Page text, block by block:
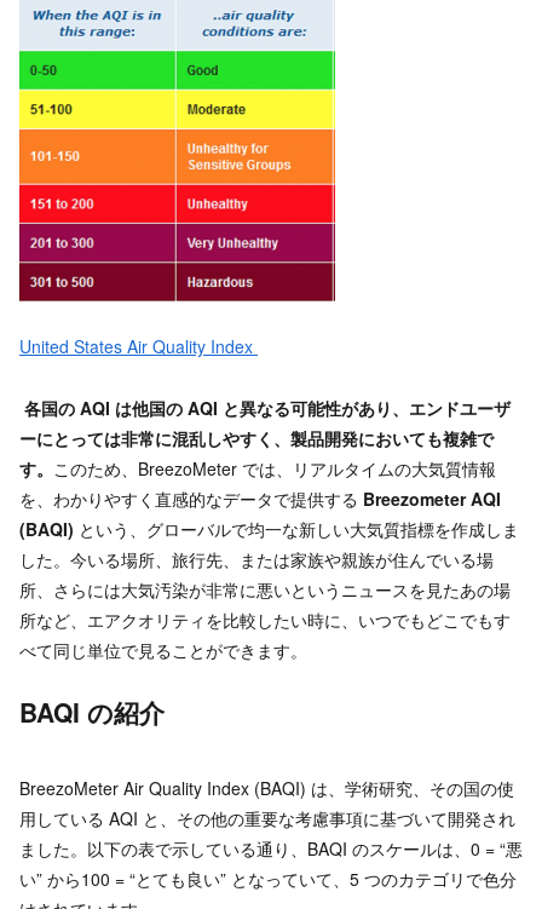
United States Air Quality Index
各国の AQI は他国の AQI と異なる可能性があり、エンドユーザ
ーにとっては非常に混乱しやすく、製品開発においても複雑で
す。 このため、BreezoMeter では、リアルタイムの大気質情報
を、わかりやすく直感的なデータで提供する Breezometer AQI
(BAQI) という、グローバルで均一な新しい大気質指標を作成しま
した。今いる場所、旅行先、または家族や親族が住んでいる場
所、さらには大気汚染が非常に悪いというニュースを見たあの場
所など、エアクオリティを比較したい時に、いつでもどこでもす
べて同じ単位で見ることができます。
BAQI の紹介
BreezoMeter Air Quality Index (BAQI) は、学術研究、その国の使
用している AQI と、その他の重要な考慮事項に基づいて開発され
ました。以下の表で示している通り、BAQI のスケールは、0 = “悪
い” から100 = “とても良い” となっていて、5 つのカテゴリで色分